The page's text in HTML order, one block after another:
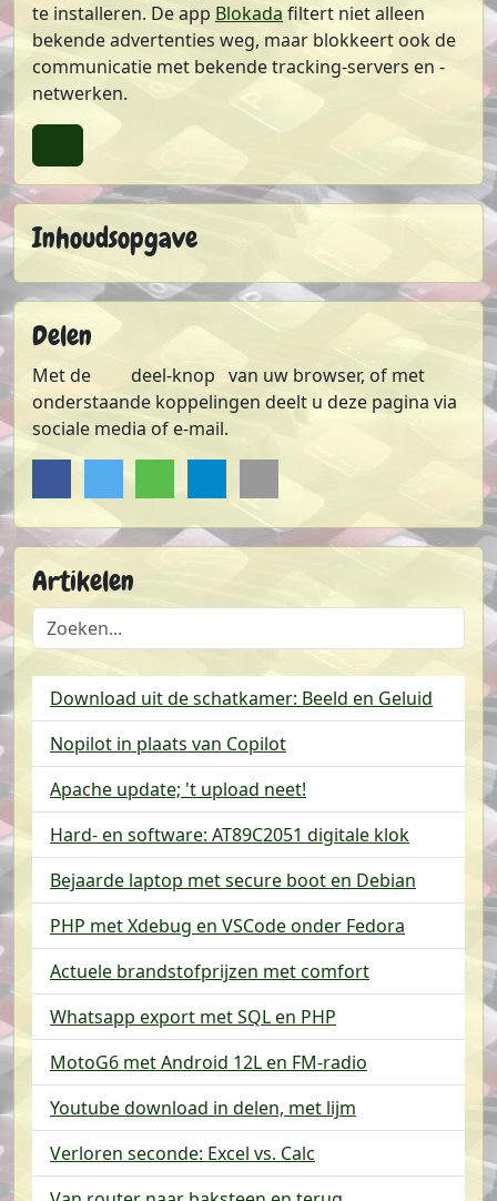
te installeren. De app Blokada filtert niet alleen
bekende advertenties weg, maar blokkeert ook de
communicatie met bekende tracking-servers en -
netwerken.
Inhoudsopgave
Delen
Met de deel-knop van uw browser, of met
onderstaande koppelingen deelt u deze pagina via
sociale media of e-mail.
Atom-
Artikelen
Doorzoek de lijst met artikelen
Download uit de schatkamer: Beeld en Geluid
Nopilot in plaats van Copilot
Apache update; 't upload neet!
Hard- en software: AT89C2051 digitale klok
Bejaarde laptop met secure boot en Debian
PHP met Xdebug en VSCode onder Fedora
Actuele brandstofprijzen met comfort
Whatsapp export met SQL en PHP
MotoG6 met Android 12L en FM-radio
Youtube download in delen, met lijm
Verloren seconde: Excel vs. Calc